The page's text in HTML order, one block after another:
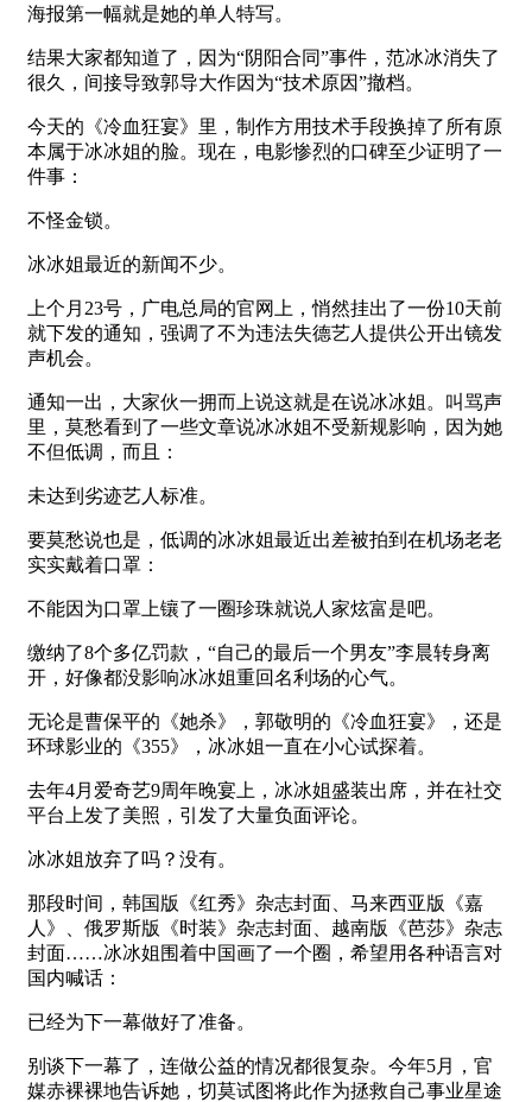
海报第一幅就是她的单人特写。
结果大家都知道了，因为“阴阳合同”事件，范冰冰消失了
很久，间接导致郭导大作因为“技术原因”撤档。
今天的《冷血狂宴》里，制作方用技术手段换掉了所有原
本属于冰冰姐的脸。现在，电影惨烈的口碑至少证明了一
件事：
不怪金锁。
冰冰姐最近的新闻不少。
上个月23号，广电总局的官网上，悄然挂出了一份10天前
就下发的通知，强调了不为违法失德艺人提供公开出镜发
声机会。
通知一出，大家伙一拥而上说这就是在说冰冰姐。叫骂声
里，莫愁看到了一些文章说冰冰姐不受新规影响，因为她
不但低调，而且：
未达到劣迹艺人标准。
要莫愁说也是，低调的冰冰姐最近出差被拍到在机场老老
实实戴着口罩：
不能因为口罩上镶了一圈珍珠就说人家炫富是吧。
缴纳了8个多亿罚款，“自己的最后一个男友”李晨转身离
开，好像都没影响冰冰姐重回名利场的心气。
无论是曹保平的《她杀》，郭敬明的《冷血狂宴》，还是
环球影业的《355》，冰冰姐一直在小心试探着。
去年4月爱奇艺9周年晚宴上，冰冰姐盛装出席，并在社交
平台上发了美照，引发了大量负面评论。
冰冰姐放弃了吗？没有。
那段时间，韩国版《红秀》杂志封面、马来西亚版《嘉
人》、俄罗斯版《时装》杂志封面、越南版《芭莎》杂志
封面……冰冰姐围着中国画了一个圈，希望用各种语言对
国内喊话：
已经为下一幕做好了准备。
别谈下一幕了，连做公益的情况都很复杂。今年5月，官
媒赤裸裸地告诉她，切莫试图将此作为拯救自己事业星途